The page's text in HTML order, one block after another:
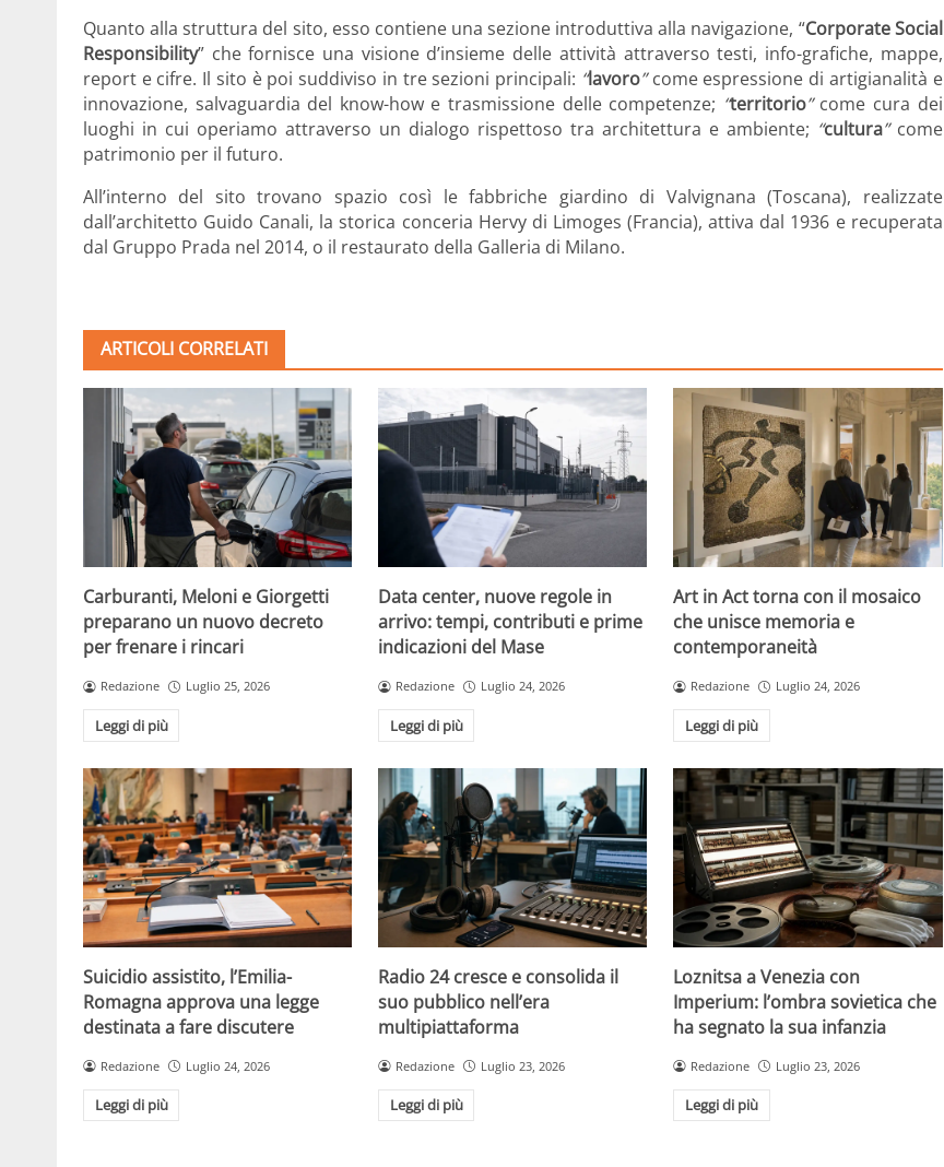
Quanto alla struttura del sito, esso contiene una sezione introduttiva alla navigazione, “Corporate Social
Responsibility” che fornisce una visione d’insieme delle attività attraverso testi, info-grafiche, mappe,
report e cifre. Il sito è poi suddiviso in tre sezioni principali: “lavoro”come espressione di artigianalità e
innovazione, salvaguardia del know-how e trasmissione delle competenze; “territorio”come cura dei
luoghi in cui operiamo attraverso un dialogo rispettoso tra architettura e ambiente; “cultura” come
patrimonio per il futuro.
All’interno del sito trovano spazio così le fabbriche giardino di Valvignana (Toscana), realizzate
dall’architetto Guido Canali, la storica conceria Hervy di Limoges (Francia), attiva dal 1936 e recuperata
dal Gruppo Prada nel 2014, o il restaurato della Galleria di Milano.
ARTICOLI CORRELATI
Carburanti, Meloni e Giorgetti
preparano un nuovo decreto
per frenare i rincari
Redazione Luglio 25, 2026
Leggi di più
Data center, nuove regole in
arrivo: tempi, contributi e prime
indicazioni del Mase
Redazione Luglio 24, 2026
Leggi di più
Art in Act torna con il mosaico
che unisce memoria e
contemporaneità
Redazione Luglio 24, 2026
Leggi di più
Suicidio assistito, l’Emilia-
Romagna approva una legge
destinata a fare discutere
Redazione Luglio 24, 2026
Leggi di più
Radio 24 cresce e consolida il
suo pubblico nell’era
multipiattaforma
Redazione Luglio 23, 2026
Leggi di più
Loznitsa a Venezia con
Imperium: l’ombra sovietica che
ha segnato la sua infanzia
Redazione Luglio 23, 2026
Leggi di più